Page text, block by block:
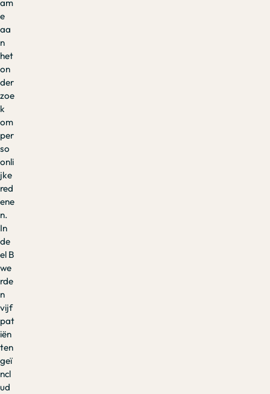
am
e
aa
n
het
on
der
zoe
k
om
per
so
onli
jke
red
ene
n.
In
de
el B
we
rde
n
vijf
pat
iën
ten
geï
ncl
ud